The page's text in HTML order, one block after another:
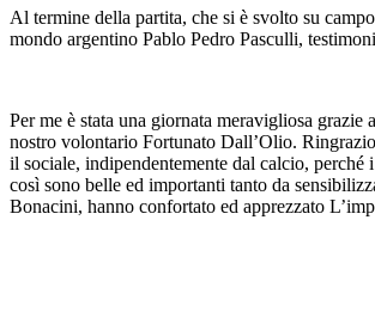
Al termine della partita, che si è svolto su
mondo argentino Pablo Pedro Pasculli,
Per me è stata una giornata meravigliosa
nostro volontario Fortunato Dall’Olio.
il sociale, indipendentemente dal calcio, perche
così sono belle ed importanti tanto da
Bonacini, hanno confortato ed apprezzato L’